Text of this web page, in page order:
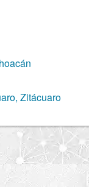
Zitácuaro